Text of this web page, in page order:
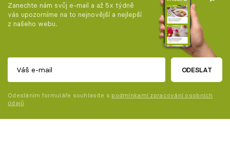
Zanechte nám svůj e-mail a až 5x týdně
vás upozorníme na to nejnovější a nejlepší
z našeho webu.
ODESLAT
Odesláním formuláře souhlasíte s podmínkami zpracování osobních
údajů